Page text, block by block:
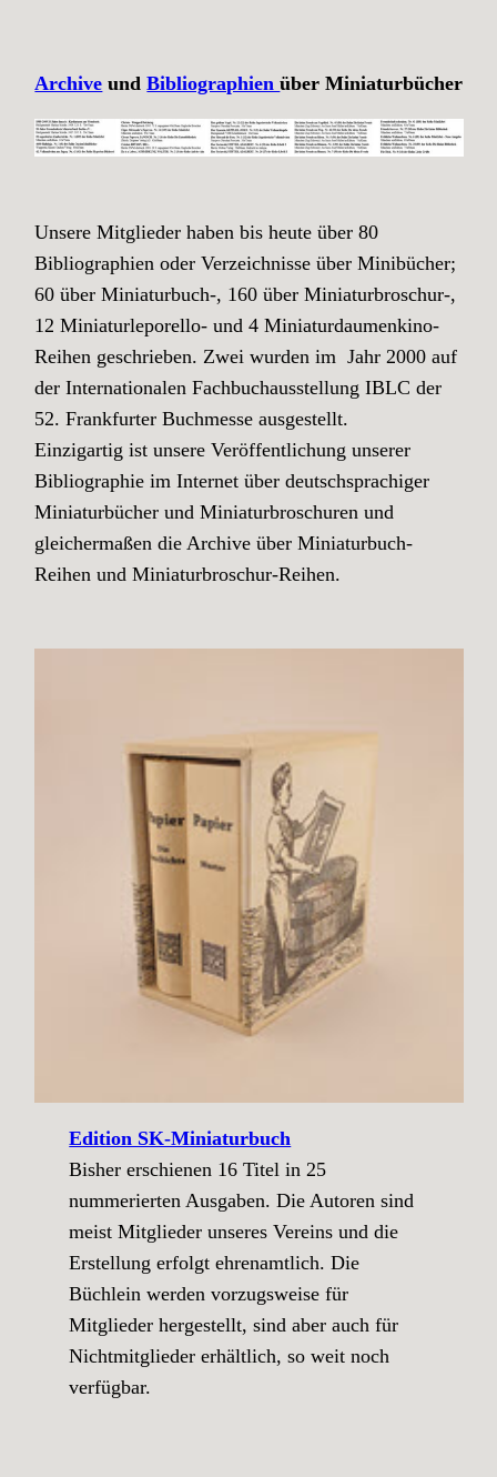
Archive undBibliographienüber Miniaturbücher
Unsere Mitglieder haben bis heute über 80
Bibliographien oder Verzeichnisse über Minibücher;
60 über Miniaturbuch-, 160 über Miniaturbroschur-,
12 Miniaturleporello- und 4 Miniaturdaumenkino-
Reihen geschrieben. Zwei wurden im Jahr 2000 auf
der Internationalen Fachbuchausstellung IBLC der
52. Frankfurter Buchmesse ausgestellt.
Einzigartig ist unsere Veröffentlichung unserer
Bibliographie im Internet über deutschsprachiger
Miniaturbücher und Miniaturbroschuren und
gleichermaßen die Archive über Miniaturbuch-
Reihen und Miniaturbroschur-Reihen.
Edition SK-Miniaturbuch
Bisher erschienen 16 Titel in 25
nummerierten Ausgaben. Die Autoren sind
meist Mitglieder unseres Vereins und die
Erstellung erfolgt ehrenamtlich. Die
Büchlein werden vorzugsweise für
Mitglieder hergestellt, sind aber auch für
Nichtmitglieder erhältlich, so weit noch
verfügbar.